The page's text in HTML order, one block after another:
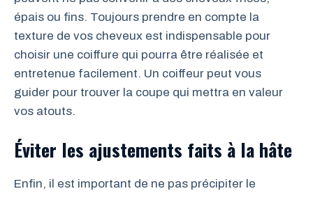
épais ou fins. Toujours prendre en compte la
texture de vos cheveux est indispensable pour
choisir une coiffure qui pourra être réalisée et
entretenue facilement. Un coiffeur peut vous
guider pour trouver la coupe qui mettra en valeur
vos atouts.
Éviter les ajustements faits à la hâte
Enfin, il est important de ne pas précipiter le